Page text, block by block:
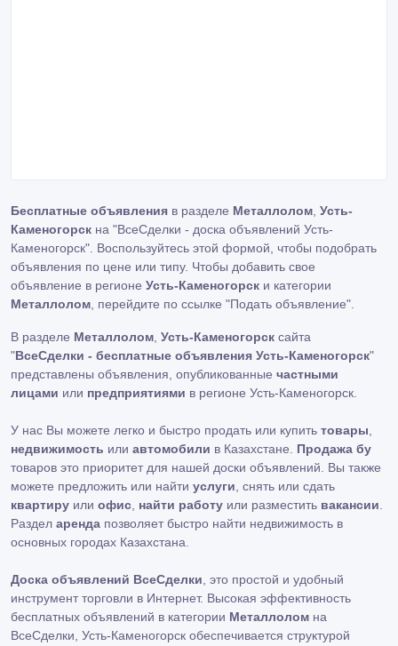
Бесплатные объявления в разделе Металлолом Усть-
Каменогорск на "ВсеСделки - доска объявлений Усть-
Каменогорск". Воспользуйтесь этой формой, чтобы подобрать
объявления по цене или типу. Чтобы добавить свое
объявление в регионе Усть-Каменогорск и категории
Металлолом , перейдите по ссылке "Подать объявление"
В разделе Металлолом Усть-Каменогорск сайта
"ВсеСделки - бесплатные объявления Усть-Каменогорск"
представлены объявления, опубликованные частными
лицами или предприятиями в регионе Усть-Каменогорск.
У нас Вы можете легко и быстро продать или купить товары
недвижимость или автомобили в Казахстане. Продажа бу
товаров это приоритет для нашей доски объявлений. Вы также
можете предложить или найти услуги , снять или сдать
квартиру или офис найти работу или разместить вакансии
Раздел аренда позволяет быстро найти недвижимость в
основных городах Казахстана.
Доска объявлений ВсеСделки , это простой и удобный
инструмент торговли в Интернет. Высокая эффективность
бесплатных объявлений в категории Металлолом на
ВсеСделки, Усть-Каменогорск обеспечивается структурой